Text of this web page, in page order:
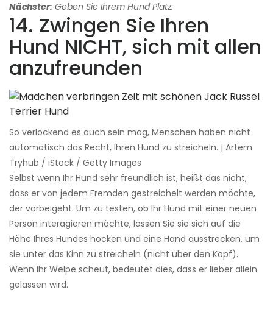
Nächster: Geben Sie Ihrem Hund Platz.
14. Zwingen Sie Ihren
Hund NICHT, sich mit allen
anzufreunden
So verlockend es auch sein mag, Menschen haben nicht
automatisch das Recht, Ihren Hund zu streicheln. | Artem
Tryhub / iStock / Getty Images
Selbst wenn Ihr Hund sehr freundlich ist, heißt das nicht,
dass er von jedem Fremden gestreichelt werden möchte,
der vorbeigeht. Um zu testen, ob Ihr Hund mit einer neuen
Person interagieren möchte, lassen Sie sie sich auf die
Höhe Ihres Hundes hocken und eine Hand ausstrecken, um
sie unter das Kinn zu streicheln (nicht über den Kopf).
Wenn Ihr Welpe scheut, bedeutet dies, dass er lieber allein
gelassen wird.